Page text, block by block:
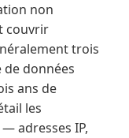
non
couvrir
trois
de données
ans de
les
adresses IP,